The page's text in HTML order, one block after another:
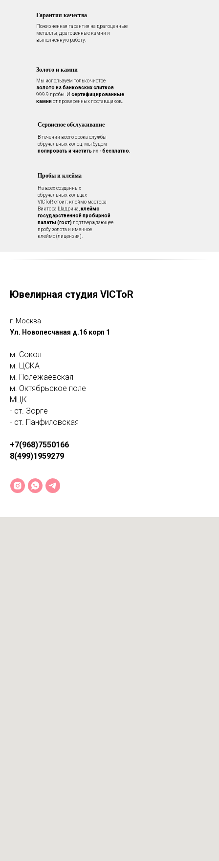
Мы используем только чистое
золото из банковских слитков
999.9 пробы. И сертифицированные
камниот проверенных поставщиков.
Золото и камни
Гарантия качества
Пожизненная гарантия на драгоценные
металлы, драгоценные камни и
выполненную работу.
Сервисное обслуживание
В течении всего срока службы
обручальных колец, мы будем
полировать и чистить их - бесплатно.
Пробы и клейма
На всех созданных
обручальных кольцах
VICToR стоит: клеймо мастера
Виктора Шадрина,клеймо
государственной пробирной
палаты (гост) подтверждающее
пробу золота и именное
клеймо (лицензия).
Ювелирная студия VICToR
г. Москва
Ул. Новопесчаная д.16 корп 1
м. Сокол
м. ЦСКА
м. Полежаевская
м. Октябрьское поле
МЦК
- ст. Зорге
- ст. Панфиловская
+7(968)7550166
8(499)1959279